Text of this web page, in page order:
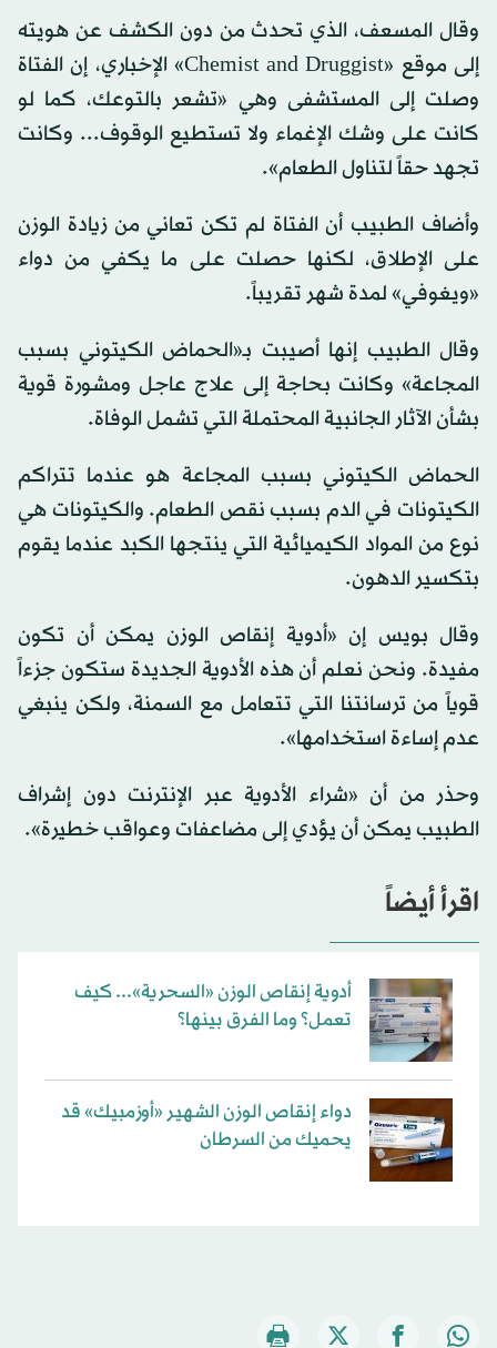
وقال المسعف، الذي تحدث من دون الكشف عن هويته
إلى موقع «Chemist and Druggist» الإخباري، إن الفتاة
وصلت إلى المستشفى وهي «تشعر بالتوعك، كما لو
كانت على وشك الإغماء ولا تستطيع الوقوف... وكانت
تجهد حقاً لتناول الطعام».
وأضاف الطبيب أن الفتاة لم تكن تعاني من زيادة الوزن
على الإطلاق، لكنها حصلت على ما يكفي من دواء
«ويغوفي» لمدة شهر تقريباً.
وقال الطبيب إنها أصيبت بـ«الحماض الكيتوني بسبب
المجاعة» وكانت بحاجة إلى علاج عاجل ومشورة قوية
بشأن الآثار الجانبية المحتملة التي تشمل الوفاة.
الحماض الكيتوني بسبب المجاعة هو عندما تتراكم
الكيتونات في الدم بسبب نقص الطعام. والكيتونات هي
نوع من المواد الكيميائية التي ينتجها الكبد عندما يقوم
بتكسير الدهون.
وقال بويس إن «أدوية إنقاص الوزن يمكن أن تكون
مفيدة. ونحن نعلم أن هذه الأدوية الجديدة ستكون جزءاً
قوياً من ترسانتنا التي تتعامل مع السمنة، ولكن ينبغي
عدم إساءة استخدامها».
وحذر من أن «شراء الأدوية عبر الإنترنت دون إشراف
الطبيب يمكن أن يؤدي إلى مضاعفات وعواقب خطيرة».
اقرأ أيضاً
أدوية إنقاص الوزن «السحرية»... كيف
تعمل؟ وما الفرق بينها؟
دواء إنقاص الوزن الشهير «أوزمبيك» قد
يحميك من السرطان